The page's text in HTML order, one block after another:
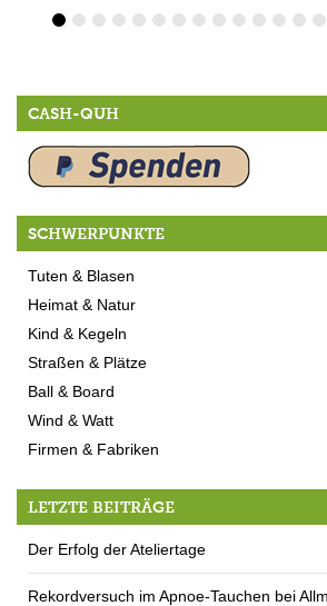
CASH-QUH
SCHWERPUNKTE
Tuten & Blasen
Heimat & Natur
Kind & Kegeln
Straßen & Plätze
Ball & Board
Wind & Watt
Firmen & Fabriken
LETZTE BEITRÄGE
Der Erfolg der Ateliertage
Rekordversuch im Apnoe-Tauchen bei